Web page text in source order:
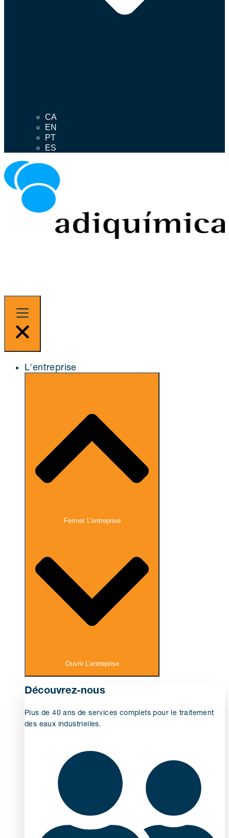
CA
EN
PT
ES
L'entreprise
Fermer L'entreprise
Ouvrir L'entreprise
Découvrez-nous
Plus de 40 ans de services complets pour le traitement
des eaux industrielles.